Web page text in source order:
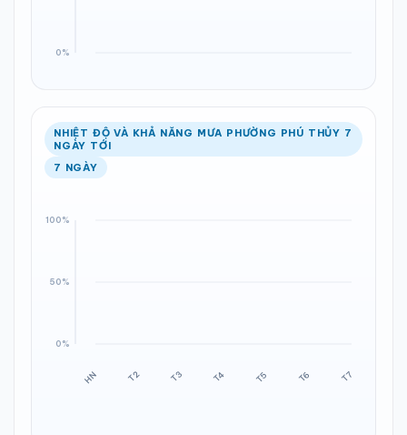
NHIỆT ĐỘ VÀ KHẢ NĂNG MƯA PHƯỜNG PHÚ THỦY 7
NGÀY TỚI
7 NGÀY